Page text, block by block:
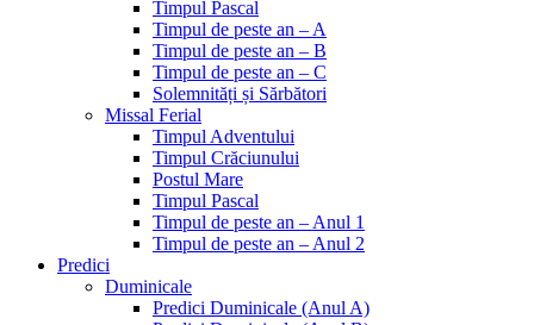
Timpul Pascal
Timpul de peste an – A
Timpul de peste an – B
Timpul de peste an – C
Solemnități și Sărbători
Missal Ferial
Timpul Adventului
Timpul Crăciunului
Postul Mare
Timpul Pascal
Timpul de peste an – Anul 1
Timpul de peste an – Anul 2
Predici
Duminicale
Predici Duminicale (Anul A)